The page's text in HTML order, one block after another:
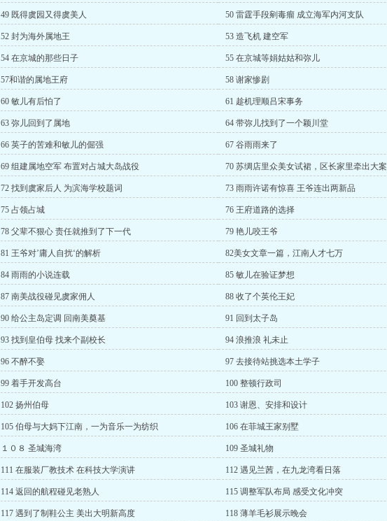
49 既得虞园又得虞美人 50 雷霆手段剜毒瘤 成立海军内河支队
52 封为海外属地王 53 造飞机 建空军
54 在京城的那些日子 55 在京城等娟姑姑和弥儿
57和谐的属地王府 58 谢家惨剧
60 敏儿有后怕了 61 趁机理顺吕宋事务
63 弥儿回到了属地 64 带弥儿找到了一个颖川堂
66 英子的苦难和敏儿的倔强 67 谷雨雨来了
69 组建属地空军 布置对占城大岛战役 70 苏绸店里众美女试裙，区长家里牵出大案
72 找到虞家后人 为滨海学校题词 73 雨雨许诺有惊喜 王爷连出两新品
75 占领占城 76 王府道路的选择
78 父辈不狠心 责任就推到了下一代 79 艳儿咬王爷
81 王爷对’庸人自扰‘的解析 82美女文章一篇，江南人才七万
84 雨雨的小说连载 85 敏儿在验证梦想
87 南美战役碰见虞家佣人 88 收了个英伦王妃
90 给公主岛定调 回南美奠基 91 回到太子岛
93 找到皇伯母 找来个副校长 94 浪推浪 礼未止
96 不醉不娶 97 去接待站挑选本土学子
99 着手开发高台 100 整顿行政司
102 扬州伯母 103 谢恩、安排和设计
105 伯母与大妈下江南，一为音乐一为纺织 106 在菲城王家别墅
１０８ 圣城海湾 109 圣城礼物
111 在服装厂教技术 在科技大学演讲 112 遇见兰茜，在九龙湾看日落
114 返回的航程碰见老熟人 115 调整军队布局 感受文化冲突
117 遇到了制鞋公主 美出大明新高度 118 薄羊毛衫展示晚会